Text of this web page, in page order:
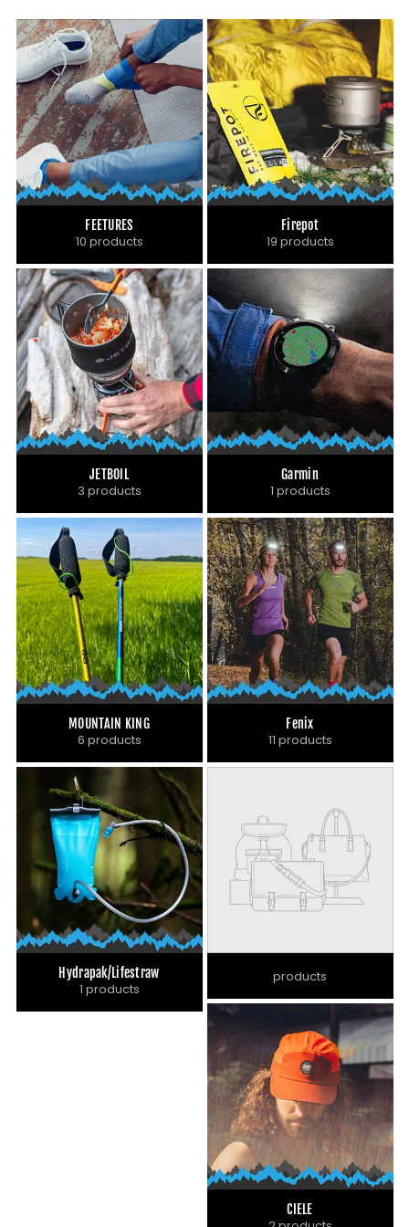
FEETURES
10 products
Firepot
19 products
JETBOIL
3 products
Garmin
1 products
MOUNTAIN KING
6 products
Fenix
11 products
Hydrapak/Lifestraw
1 products
products
CIELE